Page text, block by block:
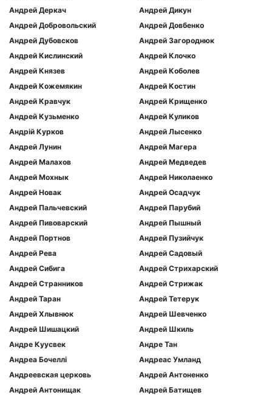
Андрей Деркач
Андрей Дикун
Андрей Добровольский
Андрей Довбенко
Андрей Дубовсков
Андрей Загороднюк
Андрей Кислинский
Андрей Клочко
Андрей Князев
Андрей Коболев
Андрей Кожемякин
Андрей Костин
Андрей Кравчук
Андрей Крищенко
Андрей Кузьменко
Андрей Куликов
Андрій Курков
Андрей Лысенко
Андрей Лунин
Андрей Магера
Андрей Малахов
Андрей Медведев
Андрей Мохнык
Андрей Николаенко
Андрей Новак
Андрей Осадчук
Андрей Пальчевский
Андрей Парубий
Андрей Пивоварский
Андрей Пышный
Андрей Портнов
Андрей Пузийчук
Андрей Рева
Андрей Садовый
Андрей Сибига
Андрей Стрихарский
Андрей Странников
Андрей Стрижак
Андрей Таран
Андрей Тетерук
Андрей Хлывнюк
Андрей Шевченко
Андрей Шишацкий
Андрей Шкиль
Андре Куусвек
Андре Тан
Андреа Бочеллі
Андреас Умланд
Андреевская церковь
Андрей Антоненко
Андрей Антонищак
Андрей Батищев